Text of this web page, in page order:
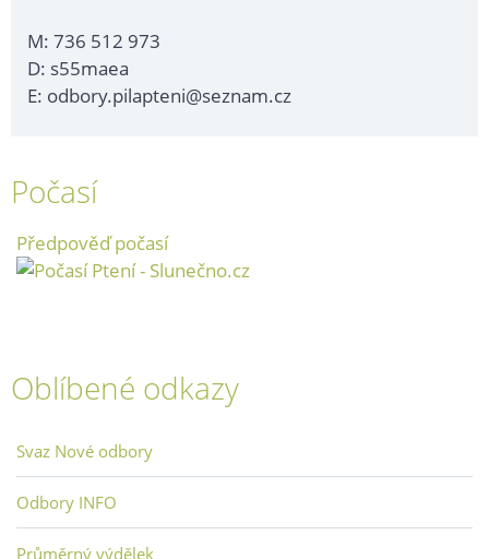
M: 736 512 973
D: s55maea
E: odbory.pilapteni@seznam.cz
Počasí
Předpověď počasí
Oblíbené odkazy
Svaz Nové odbory
Odbory INFO
Průměrný výdělek